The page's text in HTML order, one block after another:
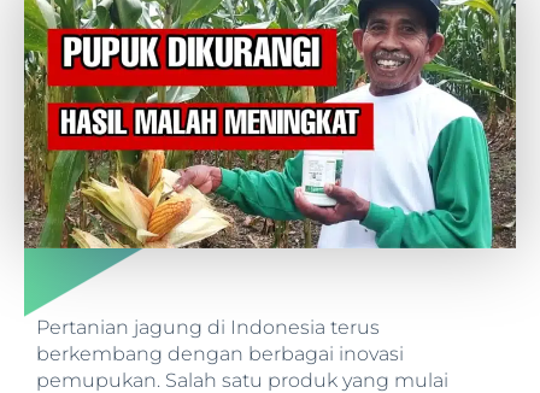
Pertanian jagung di Indonesia terus
berkembang dengan berbagai inovasi
pemupukan. Salah satu produk yang mulai